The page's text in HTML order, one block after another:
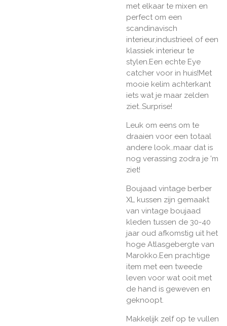
met elkaar te mixen en
perfect om een
scandinavisch
interieur,industrieel of een
klassiek interieur te
stylen.Een echte Eye
catcher voor in huis!Met
mooie kelim achterkant
iets wat je maar zelden
ziet..Surprise!
Leuk om eens om te
draaien voor een totaal
andere look..maar dat is
nog verassing zodra je 'm
ziet!
Boujaad vintage berber
XL kussen zijn gemaakt
van vintage boujaad
kleden tussen de 30-40
jaar oud afkomstig uit het
hoge Atlasgebergte van
Marokko.Een prachtige
item met een tweede
leven voor wat ooit met
de hand is geweven en
geknoopt.
Makkelijk zelf op te vullen